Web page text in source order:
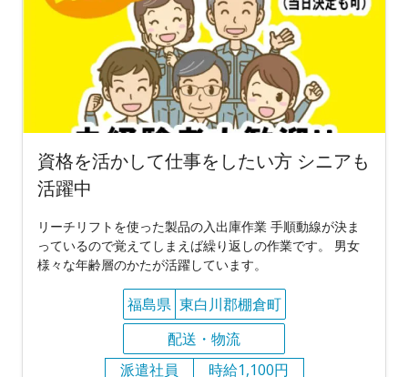
資格を活かして仕事をしたい方 シニアも
活躍中
リーチリフトを使った製品の入出庫作業 手順動線が決ま
っているので覚えてしまえば繰り返しの作業です。 男女
様々な年齢層のかたが活躍しています。
福島県 東白川郡棚倉町
配送・物流
派遣社員
時給1,100円